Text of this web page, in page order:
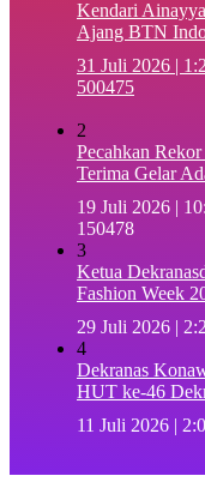
Kendari
Ajang BTN
31 Juli 2026 |
500475
2
Pecahkan
Terima Gelar
19 Juli 2026 |
150478
3
Ketua
Fashion Week
29 Juli 2026 |
4
Dekranas
HUT ke-46
11 Juli 2026 |